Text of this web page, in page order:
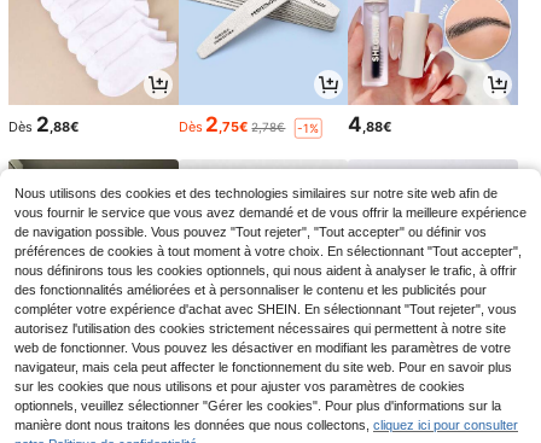
Dès 2,88€ Dès 2,75€ 2,78€ -1% 4,88€
Dès5,30€ 5,36€ -1% 14 ,18€ Dès2,52€
Nous utilisons des cookies et des technologies similaires sur notre site web afin de
vous fournir le service que vous avez demandé et de vous offrir la meilleure expérience
de navigation possible. Vous pouvez "Tout rejeter", "Tout accepter" ou définir vos
préférences de cookies à tout moment à votre choix. En sélectionnant "Tout accepter",
nous définirons tous les cookies optionnels, qui nous aident à analyser le trafic, à offrir
des fonctionnalités améliorées et à personnaliser le contenu et les publicités pour
compléter votre expérience d'achat avec SHEIN. En sélectionnant "Tout rejeter", vous
autorisez l'utilisation des cookies strictement nécessaires qui permettent à notre site
web de fonctionner. Vous pouvez les désactiver en modifiant les paramètres de votre
navigateur, mais cela peut affecter le fonctionnement du site web. Pour en savoir plus
sur les cookies que nous utilisons et pour ajuster vos paramètres de cookies
optionnels, veuillez sélectionner "Gérer les cookies". Pour plus d'informations sur la
manière dont nous traitons les données que nous collectons, cliquez ici pour consulter